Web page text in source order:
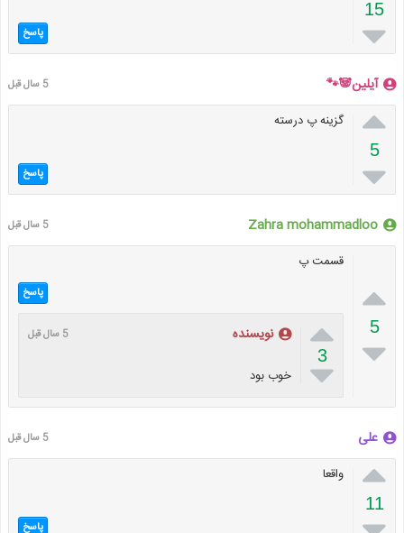
15
 پاسخ
آیلین🐼🐾 5 سال قبل

5

گزینه پ درسته
پاسخ
Zahra mohammadloo 5 سال قبل

5

قسمت پ
پاسخ

3

نویسنده 5 سال قبل
خوب بود
علی 5 سال قبل

11
واقعا
پاسخ